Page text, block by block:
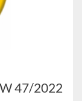
47/2022